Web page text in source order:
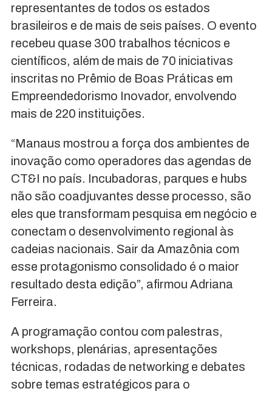
representantes de todos os estados
brasileiros e de mais de seis países. O evento
recebeu quase 300 trabalhos técnicos e
científicos, além de mais de 70 iniciativas
inscritas no Prêmio de Boas Práticas em
Empreendedorismo Inovador, envolvendo
mais de 220 instituições.
“Manaus mostrou a força dos ambientes de
inovação como operadores das agendas de
CT&I no país. Incubadoras, parques e hubs
não são coadjuvantes desse processo, são
eles que transformam pesquisa em negócio e
conectam o desenvolvimento regional às
cadeias nacionais. Sair da Amazônia com
esse protagonismo consolidado é o maior
resultado desta edição”, afirmou Adriana
Ferreira.
A programação contou com palestras,
workshops, plenárias, apresentações
técnicas, rodadas de networking e debates
sobre temas estratégicos para o